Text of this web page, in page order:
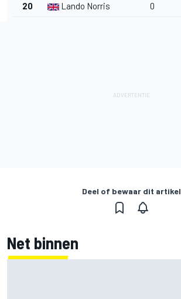
20 Lando Norris 0
Deel of bewaar dit artikel
Net binnen